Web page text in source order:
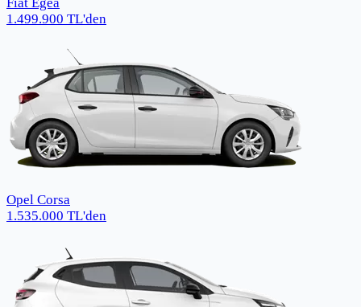
1.499.900 TL'den
Opel Corsa
1.535.000 TL'den